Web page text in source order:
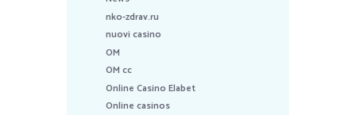
nko-zdrav.ru
nuovi casino
OM
OM cc
Online Casino Elabet
Online casinos